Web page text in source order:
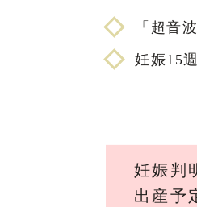
「超音
妊娠15
妊娠判
出産予